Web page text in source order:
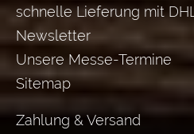
schnelle Lieferung mit DHL
Newsletter
Unsere Messe-Termine
Sitemap
Zahlung & Versand